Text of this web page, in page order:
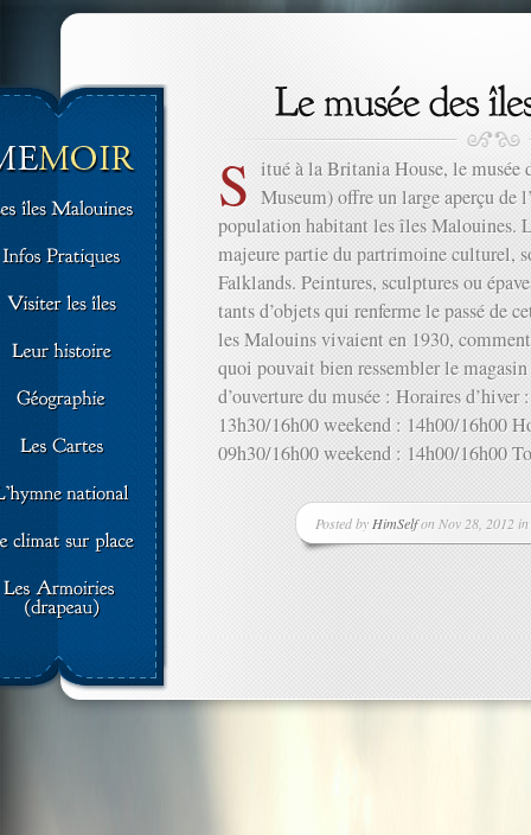
S itué à la Britania House, le musée
Museum) offre un large aperçu de
population habitant les îles Malouines.
majeure partie du partrimoine culturel,
Falklands. Peintures, sculptures ou
tants d’objets qui renferme le passé de
les Malouins vivaient en 1930,
quoi pouvait bien ressembler le
d’ouverture du musée : Horaires
13h30/16h00 weekend : 14h00/16h00
09h30/16h00 weekend : 14h00/16h00
Posted by HimSelfon Nov 28, 2012 in